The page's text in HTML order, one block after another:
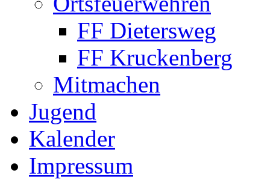
FF Dietersweg
FF Kruckenberg
Mitmachen
Jugend
Kalender
Impressum